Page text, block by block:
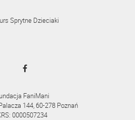
Sprytne Dzieciaki
FaniMani
144, 60-278 Poznań
0000507234